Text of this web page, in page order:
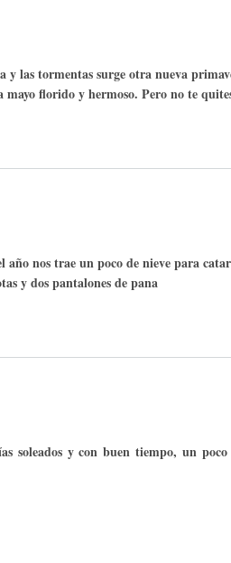
las tormentas surge otra nueva
florido y hermoso. Pero no te
año nos trae un poco de nieve para
y dos pantalones de pana
soleados y con buen tiempo, un